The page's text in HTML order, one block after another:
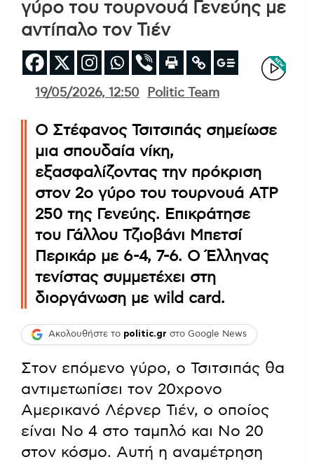
γύρο του τουρνουά Γενεύης με
αντίπαλο τον Τιέν
19/05/2026, 12:50 Politic Team
Ο Στέφανος Τσιτσιπάς σημείωσε
μια σπουδαία νίκη,
εξασφαλίζοντας την πρόκριση
στον 2ο γύρο του τουρνουά ATP
250 της Γενεύης. Επικράτησε
του Γάλλου Τζιοβάνι Μπετσί
Περικάρ με 6-4, 7-6. Ο Έλληνας
τενίστας συμμετέχει στη
διοργάνωση με wild card.
Ακολουθήστε το politic.gr στο Google News
Στον επόμενο γύρο, ο Τσιτσιπάς θα
αντιμετωπίσει τον 20χρονο
Αμερικανό Λέρνερ Τιέν, ο οποίος
είναι Νο 4 στο ταμπλό και Νο 20
στον κόσμο. Αυτή η αναμέτρηση